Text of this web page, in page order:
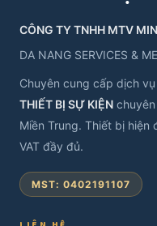
CÔNG TY TNHH MTV
DA NANG SERVICES &
Chuyên cung cấp dịch vụ
THIẾT BỊ SỰ KIỆN
Miền Trung. Thiết bị
VAT đầy đủ.
MST: 0402191107